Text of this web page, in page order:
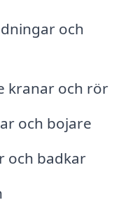
och
kranar och rör
och bojare
och badkar